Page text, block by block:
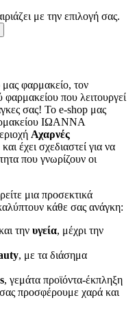
με την επιλογή σας.
φαρμακείο, τον
φαρμακείου που λειτουργεί
σας! Το e-shop μας
ΙΩΑΝΝΑ
Αχαρνές
και έχει σχεδιαστεί για να
που γνωρίζουν οι
μια προσεκτικά
κάθε σας ανάγκη:
την υγεία, μέχρι την
, με τα διάσημα
, γεμάτα προϊόντα-έκπληξη
προσφέρουμε χαρά και